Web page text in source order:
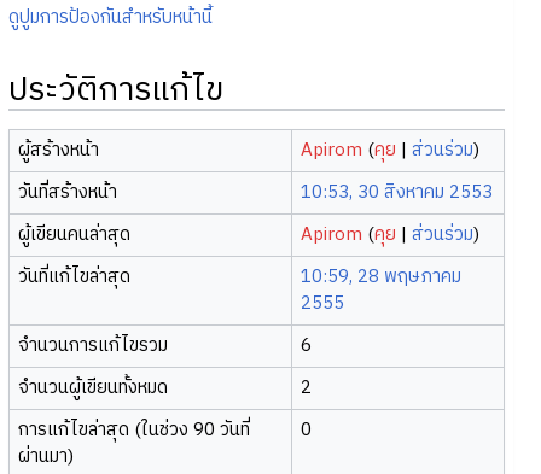
ดูปูมการป้องกันสำหรับหน้านี้
ประวัติการแก้ไข
ผู้สร้างหน้า Apirom (คุย |ส่วนร่วม)
วันที่สร้างหน้า
10:53, 30 สิงหาคม 2553
ผู้เขียนคนล่าสุด
Apirom (คุย |ส่วนร่วม)
วันที่แก้ไขล่าสุด
10:59, 28 พฤษภาคม
2555
จำนวนการแก้ไขรวม
6
จำนวนผู้เขียนทั้งหมด
2
การแก้ไขล่าสุด (ในช่วง 90 วันที่
ผ่านมา)
0